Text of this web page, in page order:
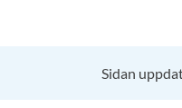
Sidan